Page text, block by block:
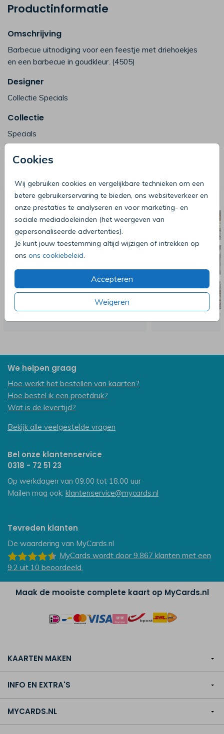
Cookies
Wij gebruiken cookies en vergelijkbare technieken om een
betere gebruikerservaring te bieden, ons websiteverkeer en
onze prestaties te analyseren en voor marketing- en
sociale mediadoeleinden (het weergeven van
gepersonaliseerde advertenties).
Je kunt jouw toestemming altijd wijzigen of intrekken op
ons ons cookiebeleid
Accepteren
Weigeren
Productinformatie
Omschrijving
Barbecue uitnodiging voor een feestje met driehoekjes
en een barbecue in goudkleur. (4505)
Designer
Collectie Specials
Collectie
Specials
Deze producten zijn wellicht ook iets
voor je
We helpen graag
Hoe werkt het bestellen van kaarten?
Hoe bestel ik een proefdruk?
Wat is de levertijd?
Bekijk alle veelgestelde vragen
Bel onze klantenservice
0318 - 72 51 23
Op werkdagen van 09:00 tot 18:00 uur
Mailen mag ook: klantenservice@mycards.nl
Tevreden klanten
De waardering van MyCards.nl
MyCards wordt door 9.867 klanten met een
9.2 uit 10 beoordeeld.
Maak de mooiste complete kaart op MyCards.nl
KAARTEN MAKEN
INFO EN EXTRA'S
MYCARDS.NL